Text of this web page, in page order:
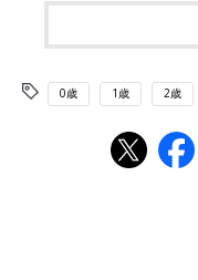
0歳 1歳 2歳